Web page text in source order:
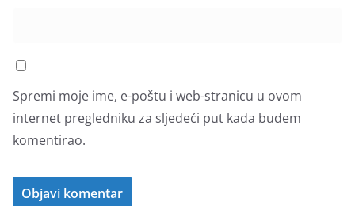
Spremi moje ime, e-poštu i web-stranicu u ovom
internet pregledniku za sljedeći put kada budem
komentirao.